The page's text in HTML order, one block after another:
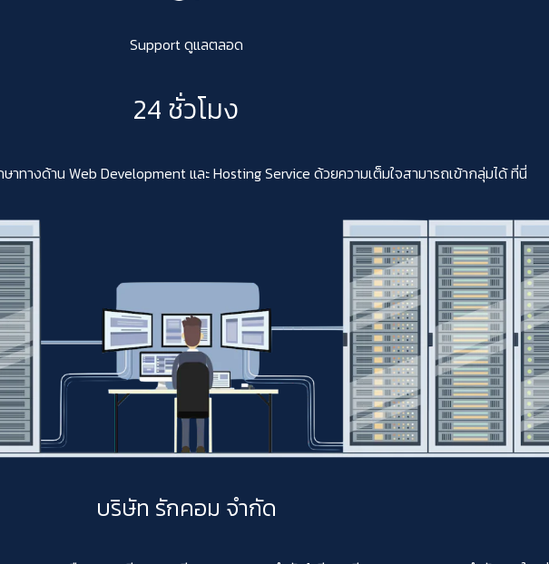
Support ดูแลตลอด
24 ชั่วโมง
าทางด้าน Web Development และ Hosting Service ด้วยความเต็มใจสามารถเข้ากลุ่มได้ ที่นี่
บริษัท รักคอม จำกัด